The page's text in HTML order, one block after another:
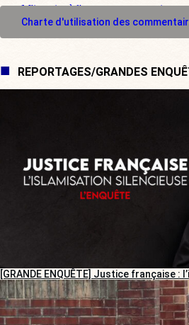
M'inscrire à l'espace commentaire
Charte d'utilisation des
REPORTAGES/GRANDES
[GRANDE ENQUÊTE] Justice française :